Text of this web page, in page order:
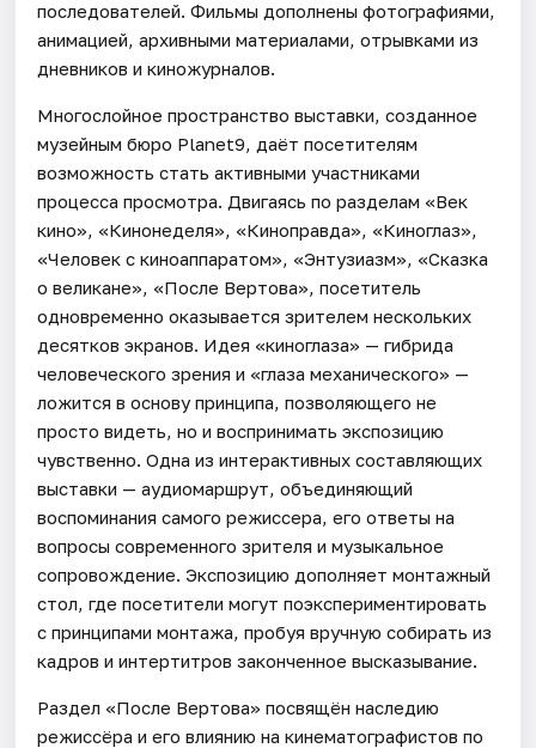
последователей. Фильмы дополнены фотографиями,
анимацией, архивными материалами, отрывками из
дневников и киножурналов.
Многослойное пространство выставки, созданное
музейным бюро Planet9, даёт посетителям
возможность стать активными участниками
процесса просмотра. Двигаясь по разделам «Век
кино», «Кинонеделя», «Киноправда», «Киноглаз»,
«Человек с киноаппаратом», «Энтузиазм», «Сказка
о великане», «После Вертова», посетитель
одновременно оказывается зрителем нескольких
десятков экранов. Идея «киноглаза» — гибрида
человеческого зрения и «глаза механического» —
ложится в основу принципа, позволяющего не
просто видеть, но и воспринимать экспозицию
чувственно. Одна из интерактивных составляющих
выставки — аудиомаршрут, объединяющий
воспоминания самого режиссера, его ответы на
вопросы современного зрителя и музыкальное
сопровождение. Экспозицию дополняет монтажный
стол, где посетители могут поэкспериментировать
с принципами монтажа, пробуя вручную собирать из
кадров и интертитров законченное высказывание.
Раздел «После Вертова» посвящён наследию
режиссёра и его влиянию на кинематографистов по